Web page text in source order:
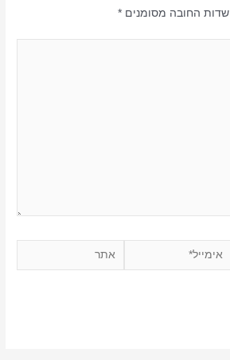
שדות החובה מסומנים*
אימייל* אתר